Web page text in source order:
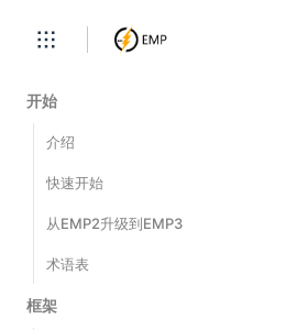
开始
介绍
快速开始
从EMP2升级到EMP3
术语表
框架